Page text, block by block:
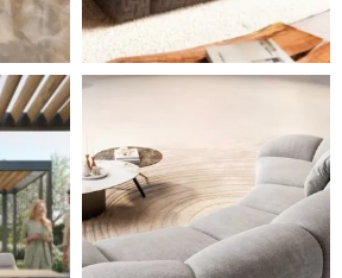
chvíle pod širým nebem.
Ne každá pohovka je jen